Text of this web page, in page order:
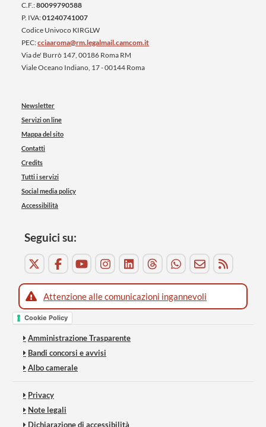
C.F.:80099790588
P. IVA:01240741007
Codice Univoco KIRGLW
PEC:cciaaroma@rm.legalmail.camcom.it
Via de' Burrò 147, 00186 Roma RM
Viale Oceano Indiano, 17 - 00144 Roma
Newsletter
Servizi on line
Mappa del sito
Contatti
Credits
Tutti i servizi
Social media policy
Accessibilità
Seguici su:
Attenzione alle comunicazioni ingannevoli
Cookie Policy
Amministrazione Trasparente
Bandi concorsi e avvisi
Albo camerale
Privacy
Note legali
Dichiarazione di accessibilità